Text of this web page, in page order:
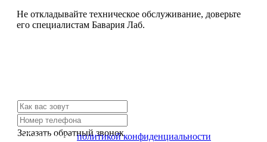
Не откладывайте техническое обслуживание, доверьте
его специалистам Бавария Лаб.
Заказать обратный звонок
Я согласен сполитикой конфиденциальности